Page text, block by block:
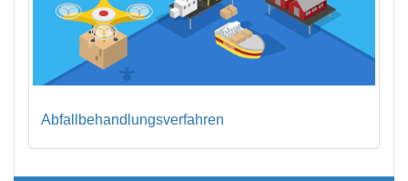
Abfallbehandlungsverfahren